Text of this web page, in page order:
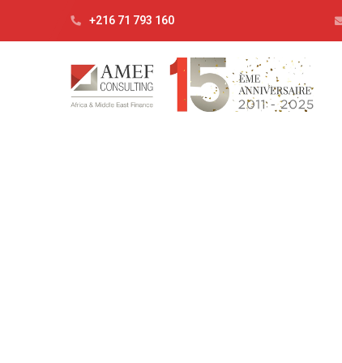
+216 71 793 160